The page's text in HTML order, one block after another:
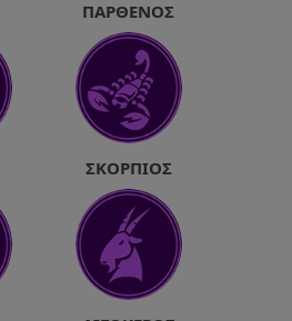
ΠΑΡΘΈΝΟΣ
ΣΚΟΡΠΙΌΣ